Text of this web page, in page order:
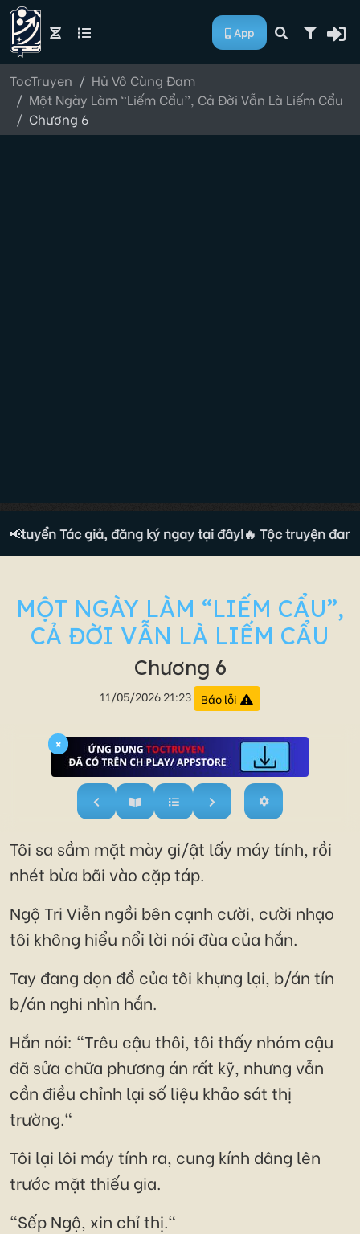
App
TocTruyen
Hủ Vô Cùng Đam
Một Ngày Làm “Liếm Cẩu”, Cả Đời Vẫn Là Liếm Cẩu
Chương 6
📢
tuyển Tác giả, đăng ký ngay tại đây!🔥 Tộc truyện đang
MỘT NGÀY LÀM “LIẾM CẨU”,
CẢ ĐỜI VẪN LÀ LIẾM CẨU
Chương 6
11/05/2026 21:23 Báo lỗi
×
Tôi sa sầm mặt mày gi/ật lấy máy tính, rồi
nhét bừa bãi vào cặp táp.
Ngộ Tri Viễn ngồi bên cạnh cười, cười nhạo
tôi không hiểu nổi lời nói đùa của hắn.
Tay đang dọn đồ của tôi khựng lại, b/án tín
b/án nghi nhìn hắn.
Hắn nói: "Trêu cậu thôi, tôi thấy nhóm cậu
đã sửa chữa phương án rất kỹ, nhưng vẫn
cần điều chỉnh lại số liệu khảo sát thị
trường."
Tôi lại lôi máy tính ra, cung kính dâng lên
trước mặt thiếu gia.
"Sếp Ngộ, xin chỉ thị."